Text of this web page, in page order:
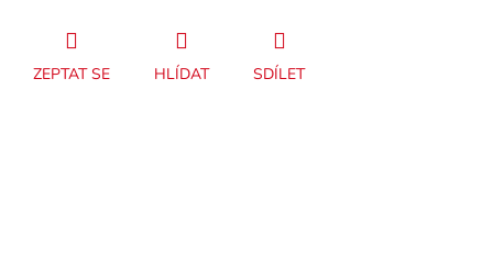
ZEPTAT SE HLÍDAT SDÍLET